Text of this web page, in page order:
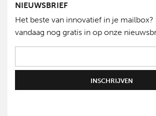
NIEUWSBRIEF
Het beste van innovatief in je mailbox?
vandaag nog gratis in op onze